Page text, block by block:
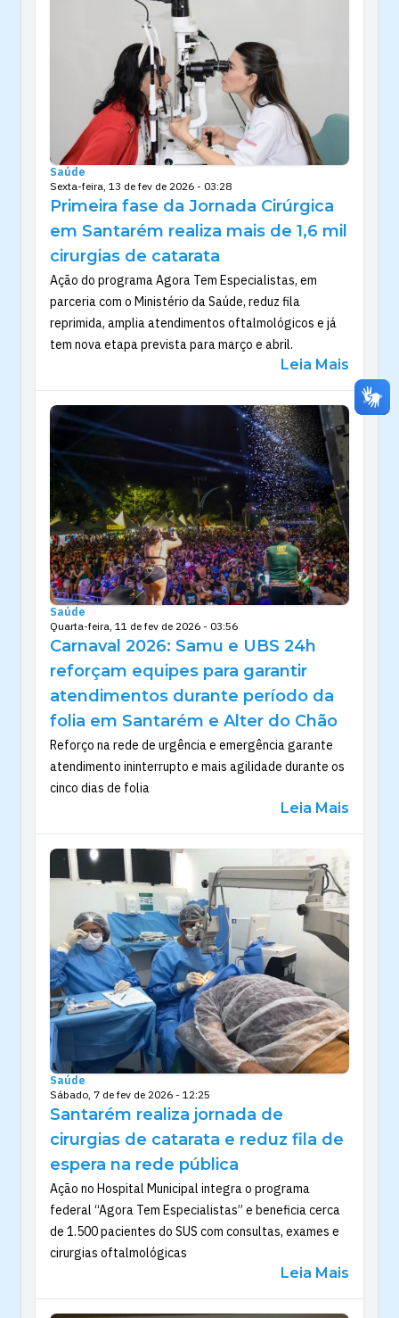
Saúde
Sexta-feira, 13 de fev de 2026 - 03:28
Primeira fase da Jornada Cirúrgica
em Santarém realiza mais de 1,6 mil
cirurgias de catarata
Ação do programa Agora Tem Especialistas, em
parceria com o Ministério da Saúde, reduz fila
reprimida, amplia atendimentos oftalmológicos e já
tem nova etapa prevista para março e abril.
Leia Mais
Saúde
Quarta-feira, 11 de fev de 2026 - 03:56
Carnaval 2026: Samu e UBS 24h
reforçam equipes para garantir
atendimentos durante período da
folia em Santarém e Alter do Chão
Reforço na rede de urgência e emergência garante
atendimento ininterrupto e mais agilidade durante os
cinco dias de folia
Leia Mais
Saúde
Sábado, 7 de fev de 2026 - 12:25
Santarém realiza jornada de
cirurgias de catarata e reduz fila de
espera na rede pública
Ação no Hospital Municipal integra o programa
federal “Agora Tem Especialistas” e beneficia cerca
de 1.500 pacientes do SUS com consultas, exames e
cirurgias oftalmológicas
Leia Mais